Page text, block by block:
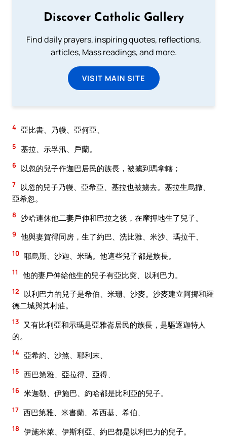
Discover Catholic Gallery
Find daily prayers, inspiring quotes, reflections,
articles, Mass readings, and more.
VISIT MAIN SITE
4 亞比書、乃幔、亞何亞、
5 基拉、示孚汛、戶蘭。
6 以忽的兒子作迦巴居民的族長，被擄到瑪拿轄；
7 以忽的兒子乃幔、亞希亞、基拉也被擄去。基拉生烏撒、
亞希忽。
8 沙哈連休他二妻戶伸和巴拉之後，在摩押地生了兒子。
9 他與妻賀得同房，生了約巴、洗比雅、米沙、瑪拉干、
10 耶烏斯、沙迦、米瑪。他這些兒子都是族長。
11 他的妻戶伸給他生的兒子有亞比突、以利巴力。
12
以利巴力的兒子是希伯、米珊、沙麥。沙麥建立阿挪和羅
德二城與其村莊。
13
又有比利亞和示瑪是亞雅崙居民的族長，是驅逐迦特人
的。
14 亞希約、沙煞、耶利末、
15 西巴第雅、亞拉得、亞得、
16 米迦勒、伊施巴、約哈都是比利亞的兒子。
17 西巴第雅、米書蘭、希西基、希伯、
18 伊施米萊、伊斯利亞、約巴都是以利巴力的兒子。